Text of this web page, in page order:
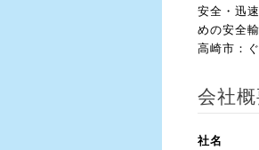
安全・迅
めの安全
高崎市：
会社
社名